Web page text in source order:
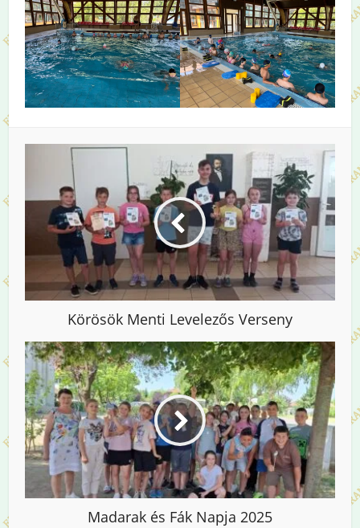
Körösök Menti Levelezős Verseny
Madarak és Fák Napja 2025